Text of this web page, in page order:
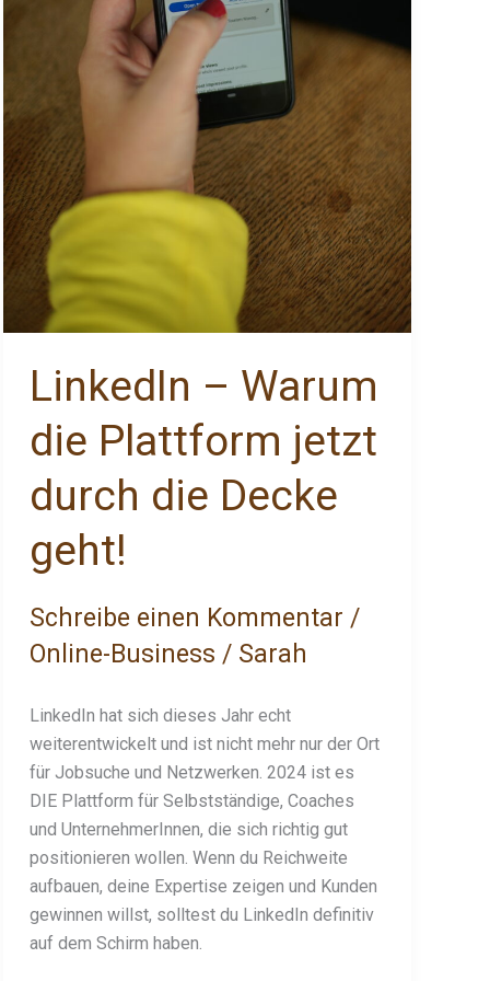
LinkedIn – Warum
die Plattform jetzt
durch die Decke
geht!
Schreibe einen Kommentar /
Online-Business / Sarah
LinkedIn hat sich dieses Jahr echt
weiterentwickelt und ist nicht mehr nur der Ort
für Jobsuche und Netzwerken. 2024 ist es
DIE Plattform für Selbstständige, Coaches
und UnternehmerInnen, die sich richtig gut
positionieren wollen. Wenn du Reichweite
aufbauen, deine Expertise zeigen und Kunden
gewinnen willst, solltest du LinkedIn definitiv
auf dem Schirm haben.